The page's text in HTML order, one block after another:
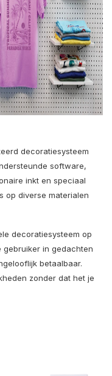
decoratiesysteem
software,
inkt en speciaal
op diverse materialen
decoratiesysteem op
gebruiker in gedachten
betaalbaar.
zonder dat het je